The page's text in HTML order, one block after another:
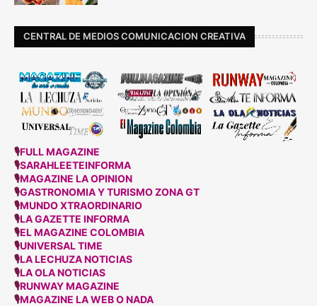
CENTRAL DE MEDIOS COMUNICACION CREATIVA
🎙FULL MAGAZINE
🎙SARAHLEETEINFORMA
🎙MAGAZINE LA OPINION
🎙GASTRONOMIA Y TURISMO ZONA GT
🎙MUNDO XTRAORDINARIO
🎙LA GAZETTE INFORMA
🎙EL MAGAZINE COLOMBIA
🎙UNIVERSAL TIME
🎙LA LECHUZA NOTICIAS
🎙LA OLA NOTICIAS
🎙RUNWAY MAGAZINE
🎙MAGAZINE LA WEB O NADA